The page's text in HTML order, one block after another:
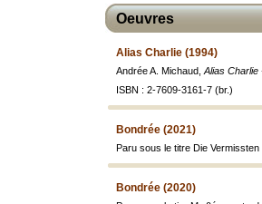
Oeuvres
Alias Charlie (1994)
Andrée A. Michaud, Alias Charlie
ISBN : 2-7609-3161-7 (br.)
Bondrée (2021)
Paru sous le titre Die
Bondrée (2020)